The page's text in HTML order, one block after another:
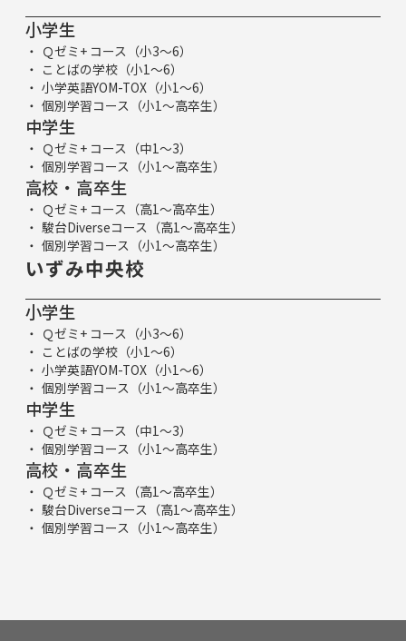
小学生
Ｑゼミ+ コース（小3～6）
ことばの学校（小1～6）
小学英語YOM-TOX（小1～6）
個別学習コース（小1～高卒生）
中学生
Ｑゼミ+ コース（中1～3）
個別学習コース（小1～高卒生）
高校・高卒生
Ｑゼミ+ コース（高1～高卒生）
駿台Diverseコース（高1～高卒生）
個別学習コース（小1～高卒生）
いずみ中央校
小学生
Ｑゼミ+ コース（小3～6）
ことばの学校（小1～6）
小学英語YOM-TOX（小1～6）
個別学習コース（小1～高卒生）
中学生
Ｑゼミ+ コース（中1～3）
個別学習コース（小1～高卒生）
高校・高卒生
Ｑゼミ+ コース（高1～高卒生）
駿台Diverseコース（高1～高卒生）
個別学習コース（小1～高卒生）